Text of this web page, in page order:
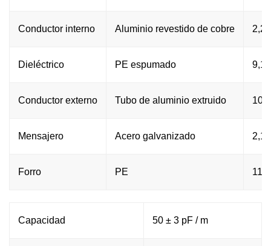
Conductor interno Aluminio revestido de cobre
Dieléctrico PE espumado
Conductor externo Tubo de aluminio extruido
Mensajero Acero galvanizado
Forro PE
Capacidad 50 ± 3 pF / m